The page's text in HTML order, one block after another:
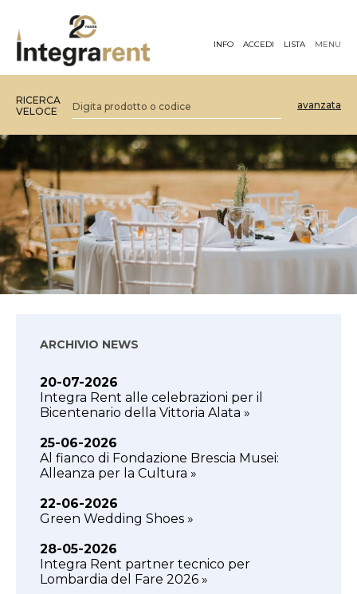
INFO ACCEDI LISTA MENU
RICERCA
VELOCE
avanzata
ARCHIVIO NEWS
20-07-2026
Integra Rent alle celebrazioni per il
Bicentenario della Vittoria Alata »
25-06-2026
Al fianco di Fondazione Brescia Musei:
Alleanza per la Cultura »
22-06-2026
Green Wedding Shoes »
28-05-2026
Integra Rent partner tecnico per
Lombardia del Fare 2026 »